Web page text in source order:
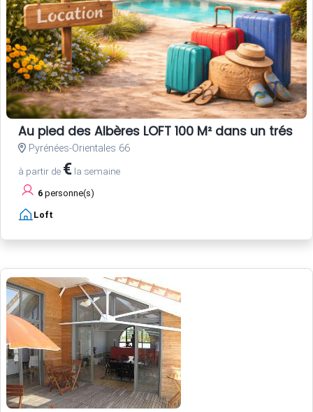
Au pied des Albères LOFT 100 M² dans un trés
Pyrénées-Orientales 66
à partir de € la semaine
6 personne(s)
Loft